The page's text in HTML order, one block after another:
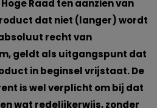
Raad ten aanzien van
dat niet (langer) wordt
recht van
geldt als uitgangspunt dat
in beginselvrijstaat. De
is wel verplicht om bij dat
wat redelijkerwijs, zonder